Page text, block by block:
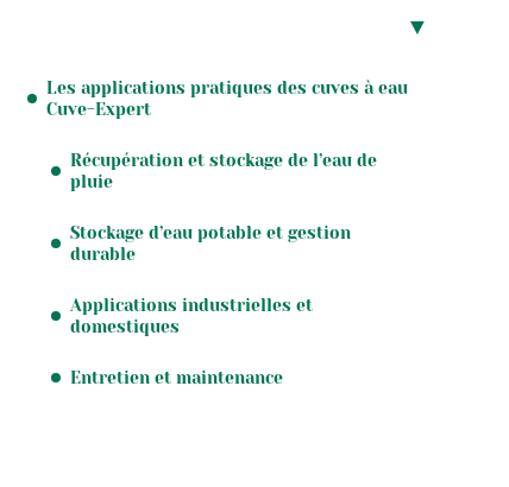
Les applications pratiques des cuves à eau
Cuve-Expert
Récupération et stockage de l’eau de
pluie
Stockage d’eau potable et gestion
durable
Applications industrielles et
domestiques
Entretien et maintenance